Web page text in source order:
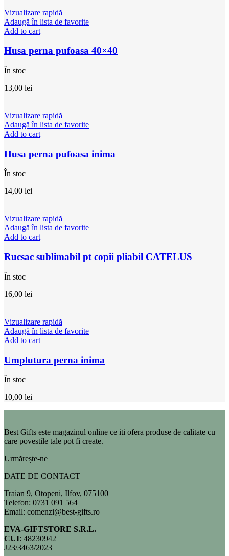
Vizualizare rapidă
Adaugă în lista de favorite
Add to cart
Husa perna pufoasa 40×40
În stoc
13,00 lei
Vizualizare rapidă
Adaugă în lista de favorite
Add to cart
Husa perna pufoasa inima
În stoc
14,00 lei
Vizualizare rapidă
Adaugă în lista de favorite
Add to cart
Rucsac sublimabil pt copii pliabil CATELUS
În stoc
16,00 lei
Vizualizare rapidă
Adaugă în lista de favorite
Add to cart
Umplutura perna inima
În stoc
10,00 lei
Best Gifts este magazinul online ce iti ofera produse de calitate cu
care povestile tale pot fi create.
Urmărește-ne
DATE DE CONTACT
Traian 9, Otopeni, Ilfov, 075100
Telefon: 0731 091 564
Email: comenzi@best-gifts.ro
EVA-GIFTSTORE S.R.L.
CUI: 48230942
J23/3463/2023